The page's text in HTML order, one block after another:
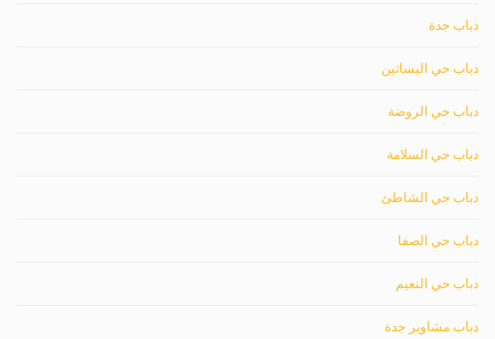
دباب جدة
دباب حي البساتين
دباب حي الروضة
دباب حي السلامة
دباب حي الشاطئ
دباب حي الصفا
دباب حي النعيم
دباب مشاوير جدة